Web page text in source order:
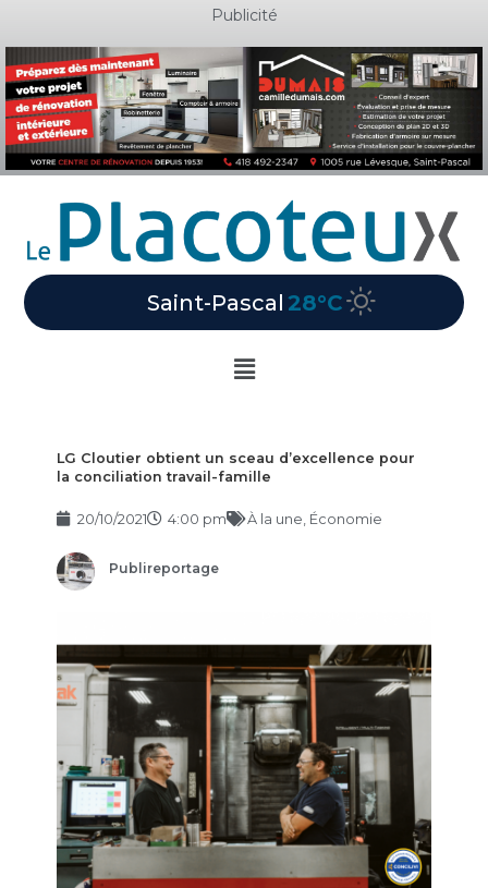
Publicité
Saint-Pascal 28°C
Main
LG Cloutier obtient un sceau d’excellence pour
la conciliation travail-famille
20/10/2021 4:00 pm À la une Économie
Publireportage